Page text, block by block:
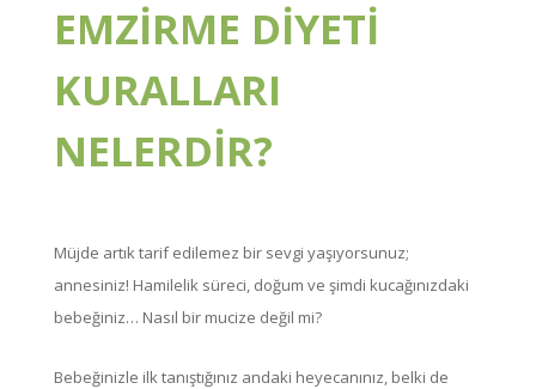
EMZİRME DİYETİ
KURALLARI
NELERDİR?
Müjde artık tarif edilemez bir sevgi yaşıyorsunuz;
annesiniz! Hamilelik süreci, doğum ve şimdi kucağınızdaki
bebeğiniz… Nasıl bir mucize değil mi?
Bebeğinizle ilk tanıştığınız andaki heyecanınız, belki de